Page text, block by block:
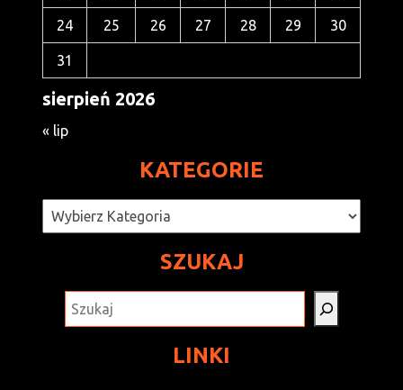
sierpień 2026
24 25 26 27 28 29 30
31
« lip
KATEGORIE
Kategorie
SZUKAJ
LINKI